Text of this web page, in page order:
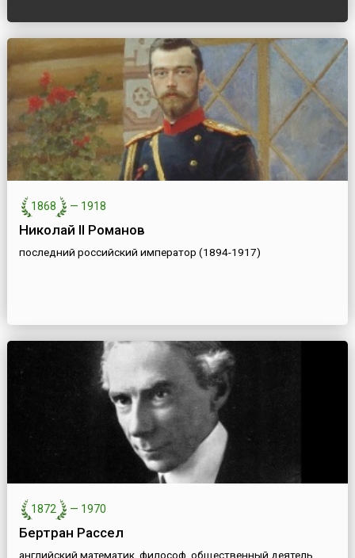
1868 — 1918
Николай II Романов
последний российский император (1894-1917)
1872 — 1970
Бертран Рассел
английский математик, философ, общественный деятель,